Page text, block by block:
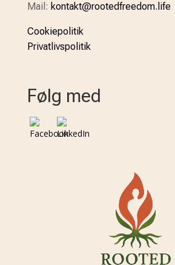
Mail: kontakt@rootedfreedom.life
Cookiepolitik
Privatlivspolitik
Følg med